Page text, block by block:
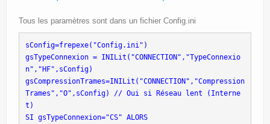
Tous les paramètres sont dans un fichier Config.ini
sConfig=frepexe("Config.ini")
gsTypeConnexion = INILit("CONNECTION","TypeConnexio
n","HF",sConfig)
gsCompressionTrames=INILit("CONNECTION","Compression
Trames","O",sConfig) // Oui si Réseau lent (Interne
t)
SI gsTypeConnexion="CS" ALORS